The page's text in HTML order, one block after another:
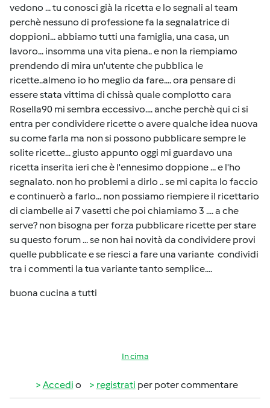
vedono ... tu conosci già la ricetta e lo segnali al team
perchè nessuno di professione fa la segnalatrice di
doppioni... abbiamo tutti una famiglia, una casa, un
lavoro... insomma una vita piena.. e non la riempiamo
prendendo di mira un'utente che pubblica le
ricette..almeno io ho meglio da fare.... ora pensare di
essere stata vittima di chissà quale complotto cara
Rosella90 mi sembra eccessivo.... anche perchè qui ci si
entra per condividere ricette o avere qualche idea nuova
su come farla ma non si possono pubblicare sempre le
solite ricette... giusto appunto oggi mi guardavo una
ricetta inserita ieri che è l'ennesimo doppione ... e l'ho
segnalato. non ho problemi a dirlo .. se mi capita lo faccio
e continuerò a farlo... non possiamo riempiere il ricettario
di ciambelle ai 7 vasetti che poi chiamiamo 3 .... a che
serve? non bisogna per forza pubblicare ricette per stare
su questo forum ... se non hai novità da condividere provi
quelle pubblicate e se riesci a fare una variante condividi
tra i commenti la tua variante tanto semplice....
buona cucina a tutti
In cima
Accedi o registrati per poter commentare